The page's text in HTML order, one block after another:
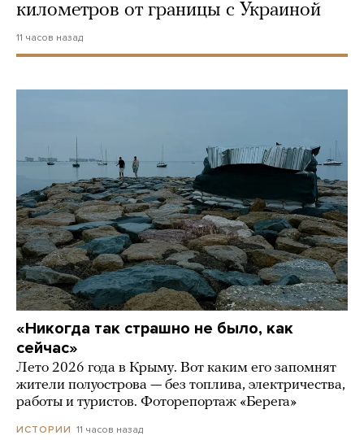
километров от границы с Украиной
11 часов назад
«Никогда так страшно не было, как
сейчас»
Лето 2026 года в Крыму. Вот каким его запомнят
жители полуострова — без топлива, электричества,
работы и туристов. Фоторепортаж «Берега»
ИСТОРИИ 11 часов назад